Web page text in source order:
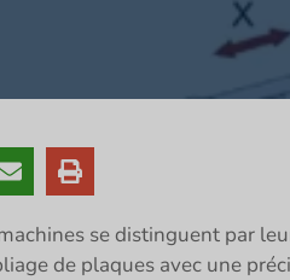
se distinguent par
de plaques avec une